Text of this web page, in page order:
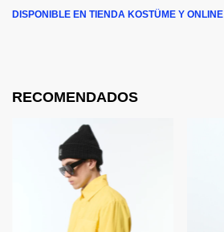
DISPONIBLE EN TIENDA KOSTÜME Y ONLINE
RECOMENDADOS